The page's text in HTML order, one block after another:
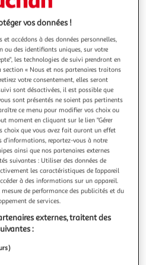
au lait
gourmand pour le goûter
de chocolat ? C'est en
que nous avons eu
: une brioche moelleuse
Bref, Pitch
le prix de ce produit ?
vos données !
accédons à des données personnelles,
ou des identifiants uniques, sur votre
les technologies de suivi prendront en
section « Nous et nos partenaires traitons
votre consentement, elles seront
sont désactivées, il est possible que
sont présentés ne soient pas pertinents
ce menu pour modifier vos choix ou
moment en cliquant sur le lien "Gérer
choix que vous avez fait auront un effet
d’informations, reportez-vous à notre
ainsi que nos partenaires externes
suivantes : Utiliser des données de
les caractéristiques de l’appareil
à des informations sur un appareil.
de performance des publicités et du
de services.
externes, traitent des
: